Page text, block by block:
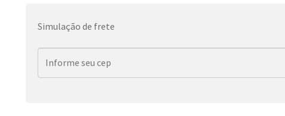
Simulação de frete